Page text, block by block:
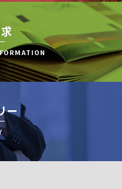
ー